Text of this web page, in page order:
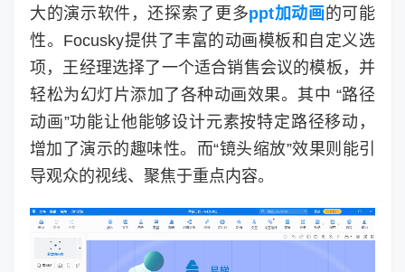
大的演示软件，还探索了更多ppt加动画的可能
性。Focusky提供了丰富的动画模板和自定义选
项，王经理选择了一个适合销售会议的模板，并
轻松为幻灯片添加了各种动画效果。其中 “路径
动画”功能让他能够设计元素按特定路径移动，
增加了演示的趣味性。而“镜头缩放”效果则能引
导观众的视线、聚焦于重点内容。